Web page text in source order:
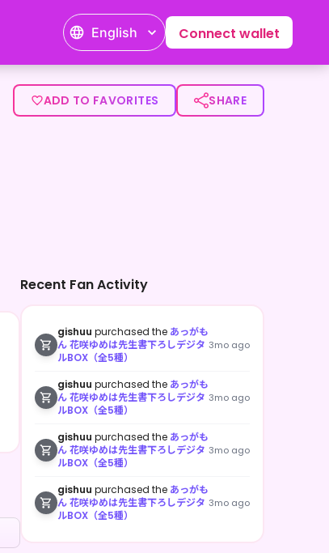
English Connect wallet
インゲームはモンハン、APEXとかだよ。</p>
ADD TO FAVORITES SHARE
Recent Fan Activity
gishuu purchased the あっがも
ん 花咲ゆめは先生書下ろしデジタ
ルBOX（全5種）
3mo ago
gishuu purchased the あっがも
ん 花咲ゆめは先生書下ろしデジタ
ルBOX（全5種）
3mo ago
gishuu purchased the あっがも
ん 花咲ゆめは先生書下ろしデジタ
ルBOX（全5種）
3mo ago
gishuu purchased the あっがも
ん 花咲ゆめは先生書下ろしデジタ
ルBOX（全5種）
3mo ago